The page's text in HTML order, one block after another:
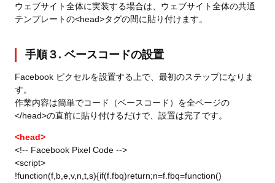
ウェブサイト全体に実装する場合は、ウェブサイト全体の共通
テンプレートの<head>タグの間に貼り付けます。
手順３. ベースコードの設置
Facebook ピクセルを設置する上で、最初のステップになりま
す。
作業内容は簡単でコード（ベースコード）を全ページの
</head>の直前に貼り付けるだけで、設置は完了です。
<head>
<!-- Facebook Pixel Code -->
<script>
!function(f,b,e,v,n,t,s){if(f.fbq)return;n=f.fbq=function()